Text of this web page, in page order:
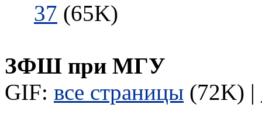
37 (65K)
ЗФШ при МГУ
GIF: все страницы (72K) |